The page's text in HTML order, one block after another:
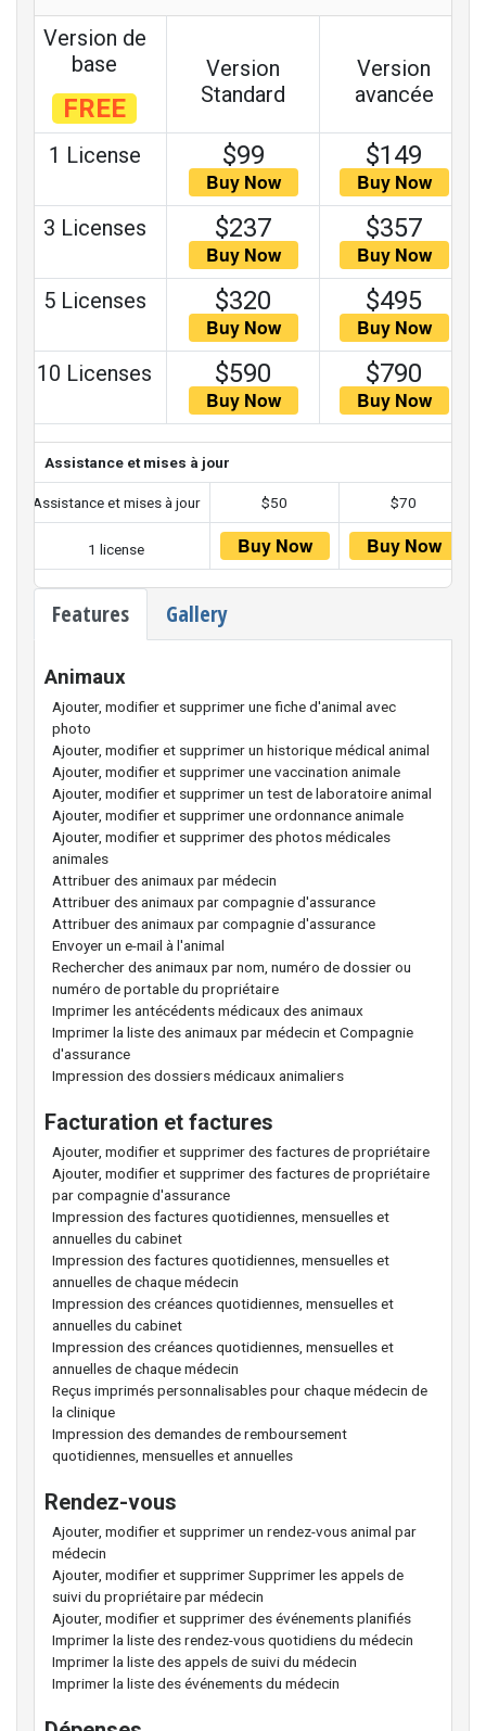
Version de
base
FREE
Version
Standard
Version
avancée
1 License $99 $149
3 Licenses $237 $357
5 Licenses $320 $495
10 Licenses $590 $790
Assistance et mises à jour
Assistance et mises à jour $50 $70
1 license
Features Gallery
Animaux
Ajouter, modifier et supprimer une fiche d'animal avec
photo
Ajouter, modifier et supprimer un historique médical animal
Ajouter, modifier et supprimer une vaccination animale
Ajouter, modifier et supprimer un test de laboratoire animal
Ajouter, modifier et supprimer une ordonnance animale
Ajouter, modifier et supprimer des photos médicales
animales
Attribuer des animaux par médecin
Attribuer des animaux par compagnie d'assurance
Attribuer des animaux par compagnie d'assurance
Envoyer un e-mail à l'animal
Rechercher des animaux par nom, numéro de dossier ou
numéro de portable du propriétaire
Imprimer les antécédents médicaux des animaux
Imprimer la liste des animaux par médecin et Compagnie
d'assurance
Impression des dossiers médicaux animaliers
Facturation et factures
Ajouter, modifier et supprimer des factures de propriétaire
Ajouter, modifier et supprimer des factures de propriétaire
par compagnie d'assurance
Impression des factures quotidiennes, mensuelles et
annuelles du cabinet
Impression des factures quotidiennes, mensuelles et
annuelles de chaque médecin
Impression des créances quotidiennes, mensuelles et
annuelles du cabinet
Impression des créances quotidiennes, mensuelles et
annuelles de chaque médecin
Reçus imprimés personnalisables pour chaque médecin de
la clinique
Impression des demandes de remboursement
quotidiennes, mensuelles et annuelles
Rendez-vous
Ajouter, modifier et supprimer un rendez-vous animal par
médecin
Ajouter, modifier et supprimer Supprimer les appels de
suivi du propriétaire par médecin
Ajouter, modifier et supprimer des événements planifiés
Imprimer la liste des rendez-vous quotidiens du médecin
Imprimer la liste des appels de suivi du médecin
Imprimer la liste des événements du médecin